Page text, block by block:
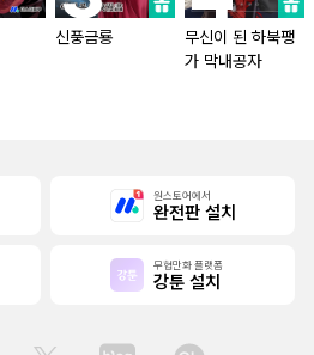
신풍금룡
무신이 된 하북팽
가 막내공자
원스토어에서
완전판 설치
무협만화 플랫폼
강툰 설치